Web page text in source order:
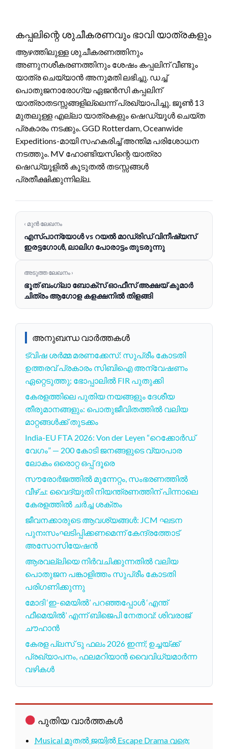
കപ്പലിന്റെ ശുചീകരണവും ഭാവി യാത്രകളും
ആഴത്തിലുള്ള ശുചീകരണത്തിനും
അണുനശീകരണത്തിനും ശേഷം കപ്പലിന് വീണ്ടും
യാത്ര ചെയ്യാൻ അനുമതി ലഭിച്ചു. ഡച്ച്
പൊതുജനാരോഗ്യ ഏജൻസി കപ്പലിന്
യാത്രാതടസ്സങ്ങളില്ലെന്ന് പ്രഖ്യാപിച്ചു. ജൂൺ 13
മുതലുള്ള എല്ലാ യാത്രകളും ഷെഡ്യൂൾ ചെയ്ത
പ്രകാരം നടക്കും. GGD Rotterdam, Oceanwide
Expeditions-മായി സഹകരിച്ച് അന്തിമ പരിശോധന
നടത്തും. MV ഹോണ്ടിയസിന്റെ യാത്രാ
ഷെഡ്യൂളിൽ കൂടുതൽ തടസ്സങ്ങൾ
പ്രതീക്ഷിക്കുന്നില്ല.
‹ മുൻ ലേഖനം
എസ്പാന്യോൾ vs റയൽ മാഡ്രിഡ് വിനീഷ്യസ്
ഇരട്ടഗോൾ, ലാലിഗ പോരാട്ടം തുടരുന്നു
അടുത്ത ലേഖനം ›
ഭൂത് ബംഗ്ലാ ബോക്സ് ഓഫീസ് അക്ഷയ് കുമാർ
ചിത്രം ആഗോള കളക്ഷനിൽ തിളങ്ങി
അനുബന്ധ വാർത്തകൾ
ട്വിഷ ശർമ്മ മരണക്കേസ്: സുപ്രീം കോടതി
ഉത്തരവ് പ്രകാരം സിബിഐ അന്വേഷണം
ഏറ്റെടുത്തു; ഭോപ്പാലിൽ FIR പുതുക്കി
കേരളത്തിലെ പുതിയ നയങ്ങളും ദേശീയ
തീരുമാനങ്ങളും: പൊതുജീവിതത്തിൽ വലിയ
മാറ്റങ്ങൾക്ക് തുടക്കം
India-EU FTA 2026: Von der Leyen “റെക്കോർഡ്
വേഗം” — 200 കോടി ജനങ്ങളുടെ വ്യാപാര
ലോകം ഒരൊറ്റ ഒപ്പ് ദൂരെ
സൗരോർജത്തിൽ മുന്നേറ്റം, സംഭരണത്തിൽ
വീഴ്ച: വൈദ്യുതി നിയന്ത്രണത്തിന് പിന്നാലെ
കേരളത്തിൽ ചർച്ച ശക്തം
ജീവനക്കാരുടെ ആവശ്യങ്ങൾ: JCM ഘടന
പുനഃസംഘടിപ്പിക്കണമെന്ന് കേന്ദ്രത്തോട്
അസോസിയേഷൻ
ആരവല്ലിയെ നിർവചിക്കുന്നതിൽ വലിയ
പൊതുജന പങ്കാളിത്തം സുപ്രീം കോടതി
പരിഗണിക്കുന്നു
മോദി ‘ഇ-മെയിൽ’ പറഞ്ഞപ്പോൾ ‘എന്ത്
ഫീമെയിൽ’ എന്ന് ബിജെപി നേതാവ്: ശിവരാജ്
ചൗഹാൻ
കേരള പ്ലസ് ടു ഫലം 2026 ഇന്ന്; ഉച്ചയ്ക്ക്
പ്രഖ്യാപനം, ഫലമറിയാൻ വൈവിധ്യമാർന്ന
വഴികൾ
പുതിയ വാർത്തകൾ
Musical മുതൽ ജയിൽ Escape Drama വരെ: